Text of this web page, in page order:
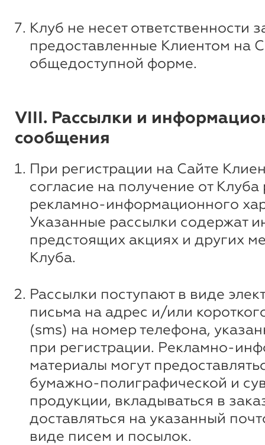
Клуб не несет ответственности
предоставленные Клиентом на
общедоступной форме.
VIII. Рассылки и
сообщения
При регистрации на Сайте
согласие на получение от Клуба
рекламно-информационного
Указанные рассылки содержат
предстоящих акциях и других
Клуба.
Рассылки поступают в виде
письма на адрес и/или
(sms) на номер телефона,
при регистрации. Рекламно-
материалы могут
бумажно-полиграфической и
продукции, вкладываться в
доставляться на указанный
виде писем и посылок.